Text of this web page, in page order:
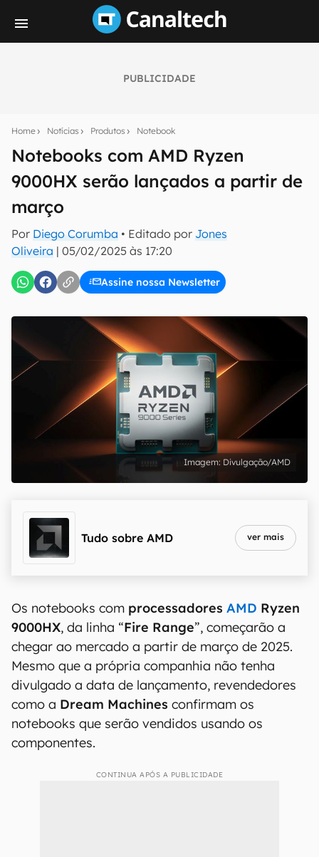
PUBLICIDADE
Home Notícias Produtos Notebook
Notebooks com AMD Ryzen
9000HX serão lançados a partir de
março
Por Diego Corumba • Editado por Jones
Oliveira | 05/02/2025 às 17:20
Assine nossa Newsletter
notícias e reviews sobre tecnologia em primeira
mão.
E-mail
inscreva-se
Confirmo que li, aceito e concordo com os Termos de
Uso e Política de Privacidade do Canaltech.
Divulgação/AMD
Tudo sobre AMD ver mais
Os notebooks com processadores AMD Ryzen
9000HX, da linha “Fire Range”, começarão a
chegar ao mercado a partir de março de 2025.
Mesmo que a própria companhia não tenha
divulgado a data de lançamento, revendedores
como a Dream Machines confirmam os
notebooks que serão vendidos usando os
componentes.
CONTINUA APÓS A PUBLICIDADE